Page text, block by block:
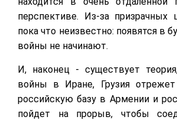
перспективе. Из-за призрачных
пока что неизвестно: появятся в
войны не начинают.
И, наконец - существует
войны в Иране, Грузия
российскую базу в Армении и
пойдет на прорыв, чтобы